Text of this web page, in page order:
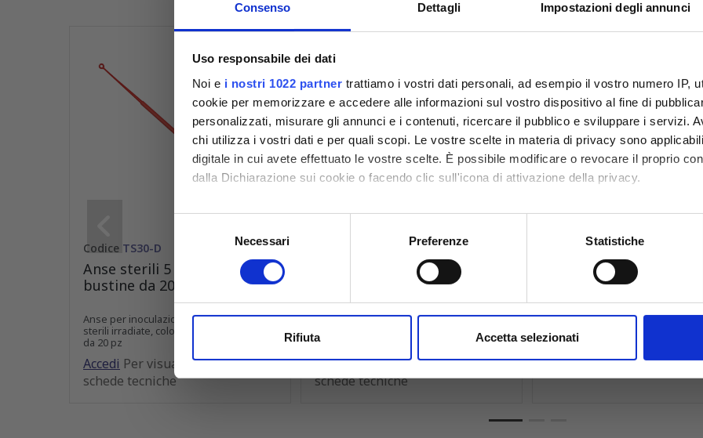
Consenso Dettagli Impostazioni degli annunci
Uso responsabile dei dati
Noi e i nostri 1022 partner trattiamo i vostri dati personali, ad esempio il vostro numero IP,
cookie per memorizzare e accedere alle informazioni sul vostro dispositivo al fine di
personalizzati, misurare gli annunci e i contenuti, ricercare il pubblico e sviluppare i servizi.
chi utilizza i vostri dati e per quali scopi. Le vostre scelte in materia di privacy sono
digitale in cui avete effettuato le vostre scelte. È possibile modificare o revocare il proprio
dalla Dichiarazione sui cookie o facendo clic sull'icona di attivazione della privacy.
Con il tuo consenso, vorremmo anche:
raccogliere informazioni sulla tua posizione geografica, con un'approssimazione di
Approfondisci come vengono elaborati i tuoi dati personali e imposta le tue preferenze nella
Utilizziamo i cookie per personalizzare contenuti ed annunci, per fornire funzionalità dei
che hanno raccolto dal tuo utilizzo dei loro servizi.
Necessari Preferenze Statistiche
Rifiuta Accetta selezionati
Codice TS30-D
Anse sterili 5 µl per inoculo
bustine da 20
Anse per inoculazione da 5 μl, flessibili,
sterili irradiate, colore rosso. In bustine
da 20 pz
Accedi Per visualizzare prezzi e
schede tecniche
Anse sterili 5 µl conf.
Anse per inoculazione da 5 μl, flessibili,
singola
AccediPer visualizzare prezzi e
schede tecniche
7020100
Anse sterili 1 µl per
Anse PS 1 µl con impugnatura
sezione esagonale. In bustine da
CHIUSURA
ESTIVA
dal 10 al 23 Agosto 2026
I nostri uffici e il magazzino riapriranno il 24 Agosto.